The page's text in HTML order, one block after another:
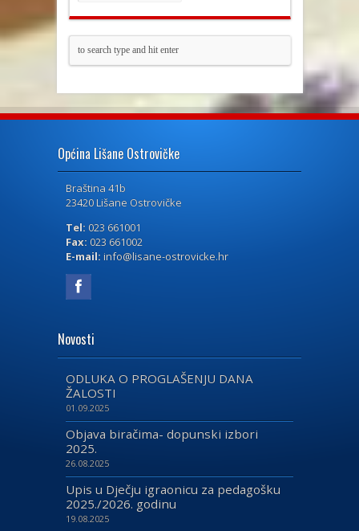
Općina Lišane Ostrovičke
Braština 41b
23420 Lišane Ostrovičke
Tel: 023 661001
Fax: 023 661002
E-mail: info@lisane-ostrovicke.hr
Novosti
ODLUKA O PROGLAŠENJU DANA
ŽALOSTI
01.09.2025
Objava biračima- dopunski izbori
2025.
26.08.2025
Upis u Dječju igraonicu za pedagošku
2025./2026. godinu
19.08.2025